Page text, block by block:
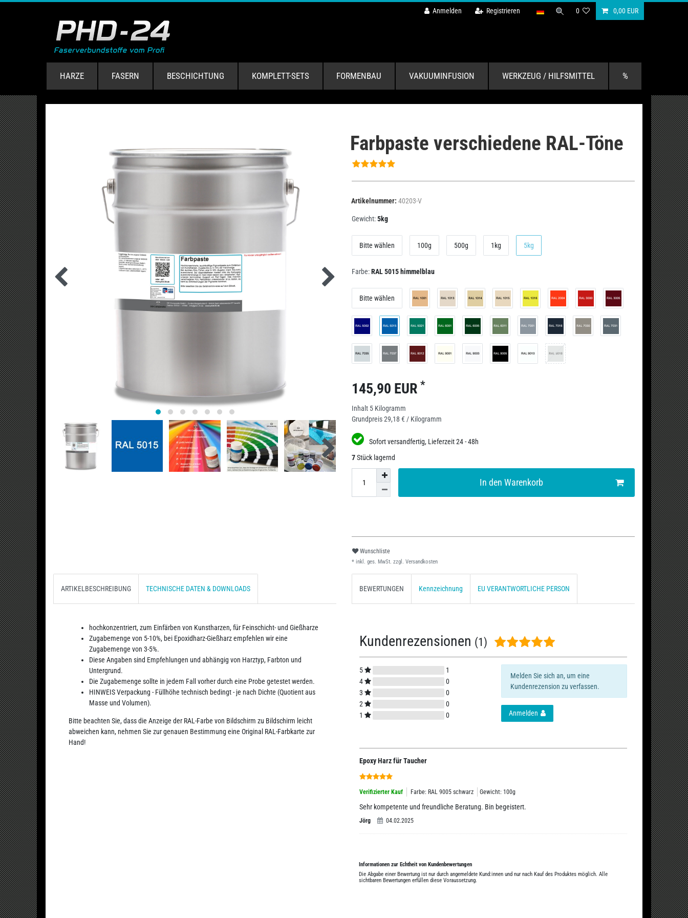
Anmelden Registrieren 0 0,00 EUR
HARZE FASERN BESCHICHTUNG KOMPLETT-SETS FORMENBAU VAKUUMINFUSION WERKZEUG / HILFSMITTEL %
Farbpaste verschiedene RAL-Töne
Artikelnummer: 40203-V
Gewicht:5kg
Bitte wählen 100g 500g 1kg 5kg
Farbe:RAL 5015 himmelblau
Bitte wählen
145,90 EUR *
Inhalt 5 Kilogramm
Grundpreis29,18 € / Kilogramm
Sofort versandfertig, Lieferzeit 24 - 48h
7Stück lagernd
In den Warenkorb
Wunschliste
* inkl. ges. MwSt. zzgl. Versandkosten
ARTIKELBESCHREIBUNG TECHNISCHE DATEN & DOWNLOADS
hochkonzentriert, zum Einfärben von Kunstharzen, für Feinschicht- und Gießharze
Zugabemenge von 5-10%, bei Epoxidharz-Gießharz empfehlen wir eine
Zugabemenge von 3-5%.
Diese Angaben sind Empfehlungen und abhängig von Harztyp, Farbton und
Untergrund.
Die Zugabemenge sollte in jedem Fall vorher durch eine Probe getestet werden.
HINWEIS Verpackung - Füllhöhe technisch bedingt - je nach Dichte (Quotient aus
Masse und Volumen).
Bitte beachten Sie, dass die Anzeige der RAL-Farbe von Bildschirm zu Bildschirm leicht
abweichen kann, nehmen Sie zur genauen Bestimmung eine Original RAL-Farbkarte zur
Hand!
BEWERTUNGEN Kennzeichnung EU VERANTWORTLICHE PERSON
Kundenrezensionen (1)
5
1
4
0
3
0
2
0
1
0
Melden Sie sich an, um eine
Kundenrezension zu verfassen.
Anmelden
Epoxy Harz für Taucher
Verifizierter Kauf Farbe: RAL 9005 schwarz Gewicht: 100g
Sehr kompetente und freundliche Beratung. Bin begeistert.
Jörg 04.02.2025
Informationen zur Echtheit von Kundenbewertungen
Die Abgabe einer Bewertung ist nur durch angemeldete Kund:innen und nur nach Kauf des Produktes möglich. Alle
sichtbaren Bewertungen erfüllen diese Voraussetzung.